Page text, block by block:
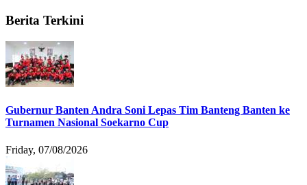
Berita Terkini
Gubernur Banten Andra Soni Lepas Tim Banteng Banten ke
Turnamen Nasional Soekarno Cup
Friday, 07/08/2026